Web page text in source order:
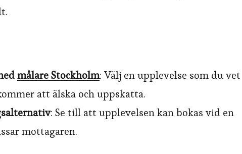
målare Stockholm: Välj en upplevelse som du vet
att älska och uppskatta.
: Se till att upplevelsen kan bokas vid en
mottagaren.